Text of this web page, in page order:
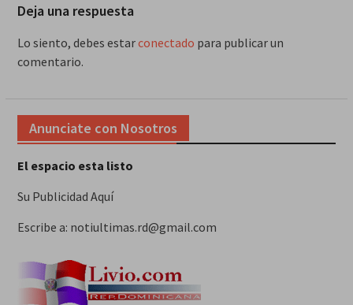
Deja una respuesta
Lo siento, debes estarconectado para publicar un
comentario.
Anunciate con Nosotros
El espacio esta listo
Su Publicidad Aquí
Escribe a: notiultimas.rd@gmail.com